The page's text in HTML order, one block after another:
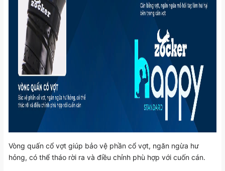
Vòng quấn cổ vợt giúp bảo vệ phần cổ vợt, ngăn ngừa hư
hỏng, có thể tháo rời ra và điều chỉnh phù hợp với cuốn cán.